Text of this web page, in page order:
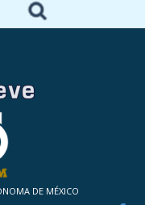
DE MÉXICO